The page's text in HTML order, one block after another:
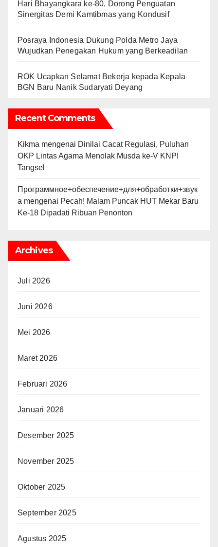
Hari Bhayangkara ke-80, Dorong Penguatan
Sinergitas Demi Kamtibmas yang Kondusif
Posraya Indonesia Dukung Polda Metro Jaya
Wujudkan Penegakan Hukum yang Berkeadilan
ROK Ucapkan Selamat Bekerja kepada Kepala
BGN Baru Nanik Sudaryati Deyang
Recent Comments
Kikma mengenai Dinilai Cacat Regulasi, Puluhan
OKP Lintas Agama Menolak Musda ke-V KNPI
Tangsel
Программное+обеспечение+для+обработки+звук
а mengenai Pecah! Malam Puncak HUT Mekar Baru
Ke-18 Dipadati Ribuan Penonton
Archives
Juli 2026
Juni 2026
Mei 2026
Maret 2026
Februari 2026
Januari 2026
Desember 2025
November 2025
Oktober 2025
September 2025
Agustus 2025